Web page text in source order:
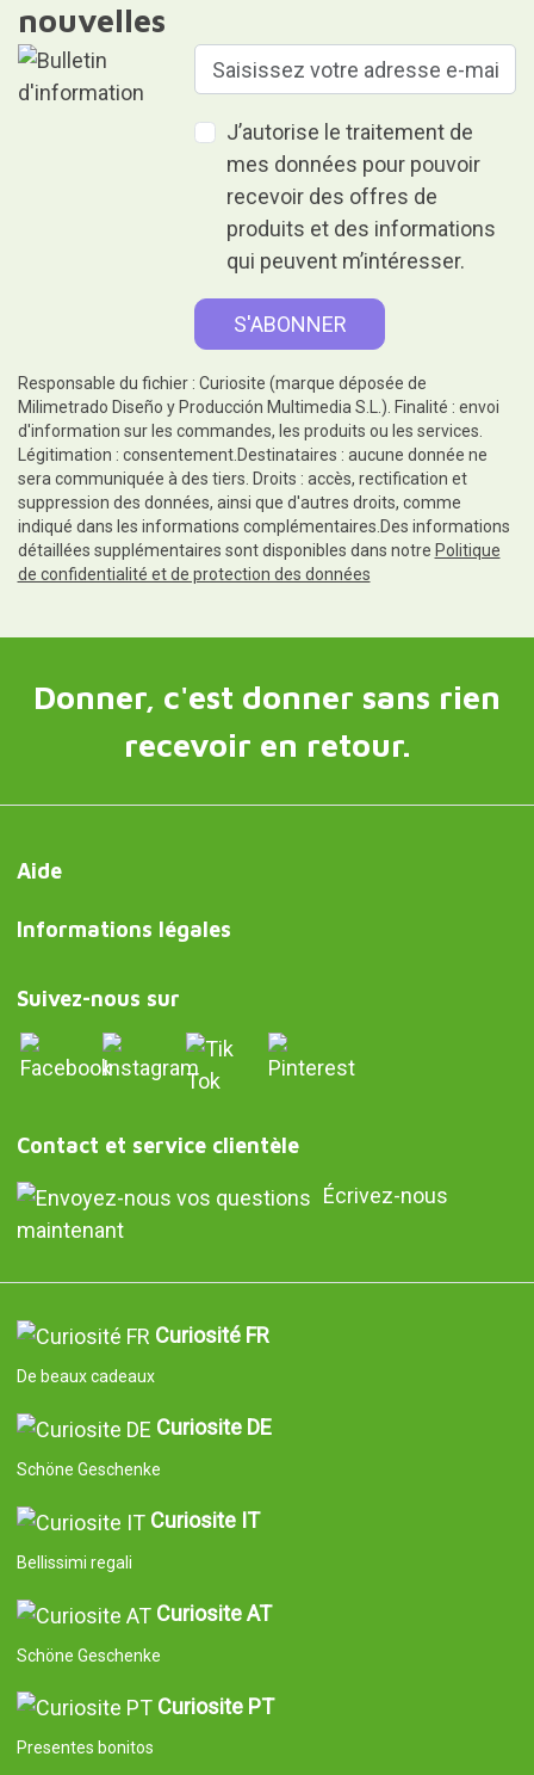
nouvelles
J’autorise le traitement de
mes données pour pouvoir
recevoir des offres de
produits et des informations
qui peuvent m’intéresser.
Responsable du fichier : Curiosite (marque déposée de
Milimetrado Diseño y Producción Multimedia S.L.). Finalité : envoi
d'information sur les commandes, les produits ou les services.
Légitimation : consentement.Destinataires : aucune donnée ne
sera communiquée à des tiers. Droits : accès, rectification et
suppression des données, ainsi que d'autres droits, comme
indiqué dans les informations complémentaires.Des informations
détaillées supplémentaires sont disponibles dans notre Politique
de confidentialité et de protection des données
Donner, c'est donner sans rien
recevoir en retour.
Aide
Informations légales
Suivez-nous sur
Contact et service clientèle
Écrivez-nous
maintenant
Curiosité FR
De beaux cadeaux
Curiosite DE
Schöne Geschenke
Curiosite IT
Bellissimi regali
Curiosite AT
Schöne Geschenke
Curiosite PT
Presentes bonitos